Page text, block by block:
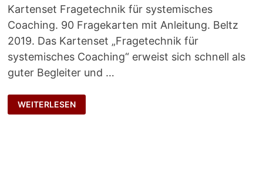
Kartenset Fragetechnik für systemisches
Coaching. 90 Fragekarten mit Anleitung. Beltz
2019. Das Kartenset „Fragetechnik für
systemisches Coaching“ erweist sich schnell als
guter Begleiter und …
KARTENSET
FÜR
COACHS
WEITERLESEN